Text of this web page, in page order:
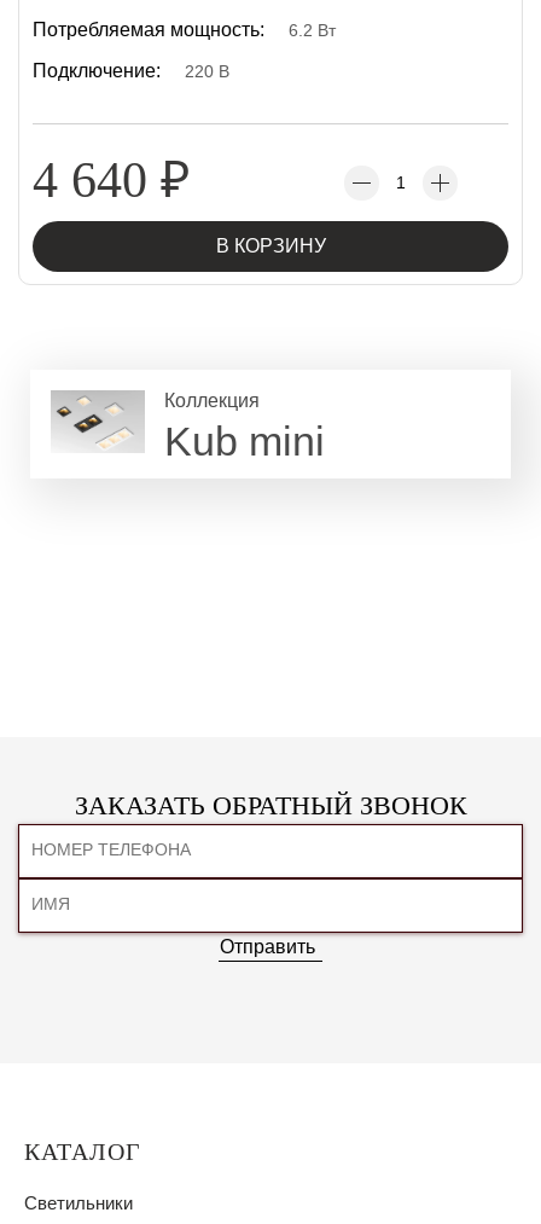
Потребляемая мощность: 6.2 Вт
Подключение: 220 В
4 640 ₽
В КОРЗИНУ
Коллекция
Kub mini
ЗАКАЗАТЬ ОБРАТНЫЙ ЗВОНОК
Отправить
КАТАЛОГ
Светильники